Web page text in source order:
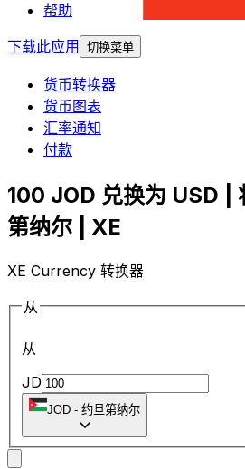
帮助
下载此应用
切换菜单
货币转换器
货币图表
汇率通知
付款
100 JOD 兑换为 USD |
第纳尔 | XE
XE Currency 转换器
从
从
JD
JOD - 约旦第纳尔